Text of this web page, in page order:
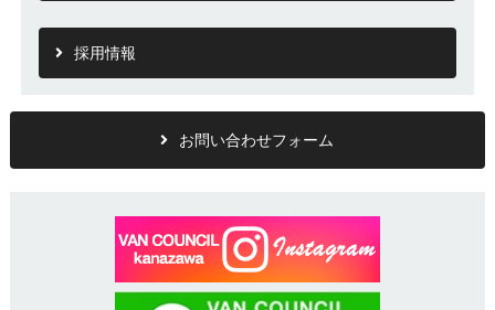
採用情報
お問い合わせフォーム